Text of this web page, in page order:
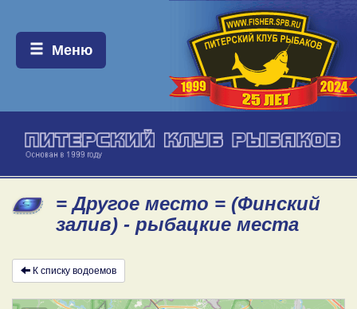
Меню:
Меню
= Другое место = (Финский
залив) - рыбацкие места
К списку водоемов